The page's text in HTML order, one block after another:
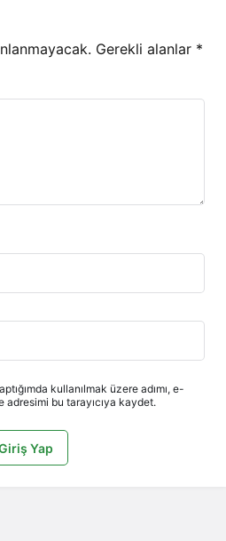
Gerekli alanlar *
kullanılmak üzere adımı, e-
adresimi bu tarayıcıya kaydet.
Yap